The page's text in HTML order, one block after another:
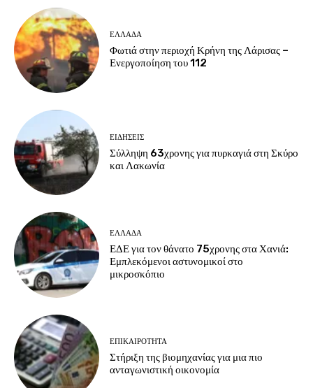
ΕΛΛΑΔΑ
Φωτιά στην περιοχή Κρήνη της Λάρισας –
Ενεργοποίηση του 112
ΕΙΔΗΣΕΙΣ
Σύλληψη 63χρονης για πυρκαγιά στη Σκύρο
και Λακωνία
ΕΛΛΑΔΑ
ΕΔΕ για τον θάνατο 75χρονης στα Χανιά:
Εμπλεκόμενοι αστυνομικοί στο
μικροσκόπιο
ΕΠΙΚΑΙΡΟΤΗΤΑ
Στήριξη της βιομηχανίας για μια πιο
ανταγωνιστική οικονομία